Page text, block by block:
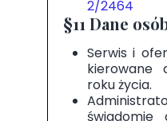
2/2464
§11 Dane
Serwis i
kierowane
roku życia.
świadomie